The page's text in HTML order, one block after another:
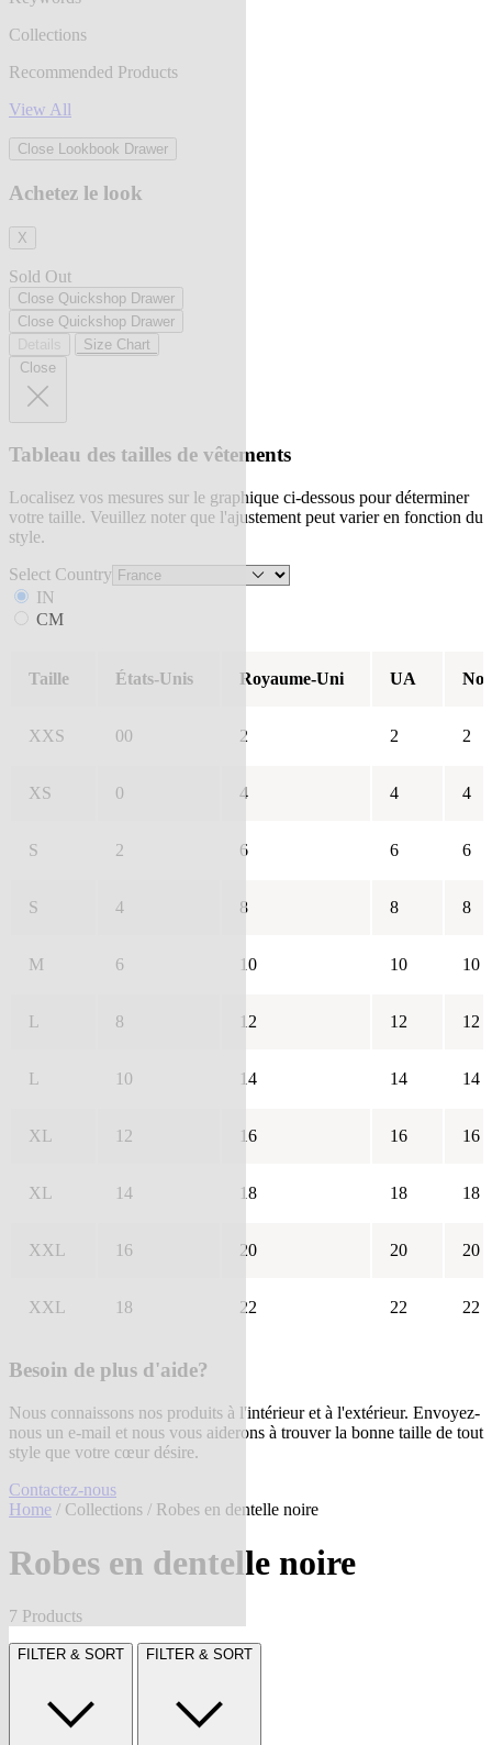
Collections
Recommended Products
View All
Close Lookbook Drawer
Achetez le look
X
Sold Out
Close Quickshop Drawer
Close Quickshop Drawer
Size Chart
Close
Tableau des tailles de vêtements
Localisez vos mesures sur le graphique ci-dessous pour déterminer
votre taille. Veuillez noter que l'ajustement peut varier en fonction du
style.
Select Country
IN
CM
Taille États-Unis Royaume-Uni UA
XXS 00 2 2 2
XS 0 4 4 4
S 2 6 6 6
S 4 8 8 8
M 6 10 10 10
L 8 12 12 12
L 10 14 14 14
XL 12 16 16 16
XL 14 18 18 18
XXL 16 20 20 20
XXL 18 22 22 22
Besoin de plus d'aide?
Nous connaissons nos produits à l'intérieur et à l'extérieur. Envoyez-
nous un e-mail et nous vous aiderons à trouver la bonne taille de tout
style que votre cœur désire.
Contactez-nous
Home / Collections / Robes en dentelle noire
Robes en dentelle noire
7 Products
FILTER & SORT FILTER & SORT